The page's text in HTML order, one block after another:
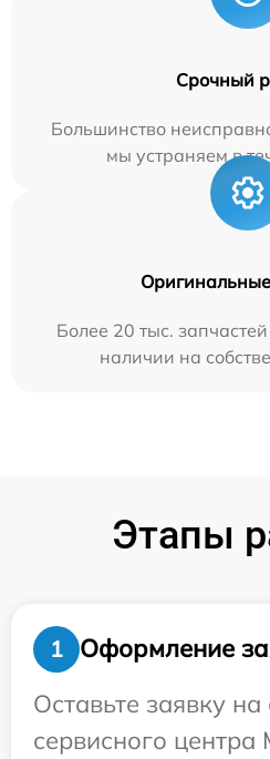
Срочный
Большинство
мы устраняем в
Более 20 тыс.
наличии на
Этапы
1
Оформление
Оставьте заявку на
сервисного центра